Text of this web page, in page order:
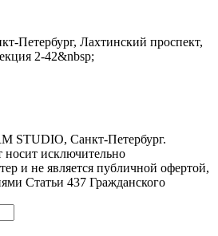
Петербург, Лахтинский проспект,
2-42&nbsp;
STUDIO, Санкт-Петербург.
исключительно
и не является публичной офертой,
Статьи 437 Гражданского